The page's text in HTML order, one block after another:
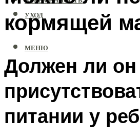
УХОД
МЕНЮ
кормящей
Должен ли он
питании у